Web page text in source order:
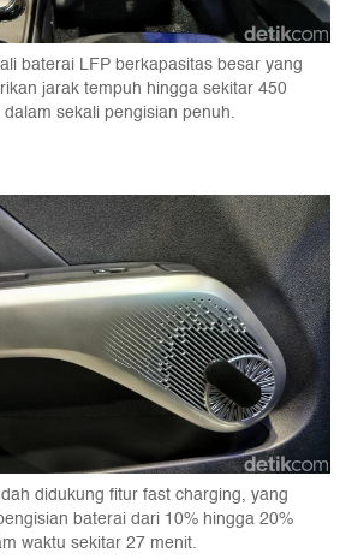
baterai LFP berkapasitas besar yang
jarak tempuh hingga sekitar 450
sekali pengisian penuh.
didukung fitur fast charging, yang
baterai dari 10% hingga 20%
waktu sekitar 27 menit.